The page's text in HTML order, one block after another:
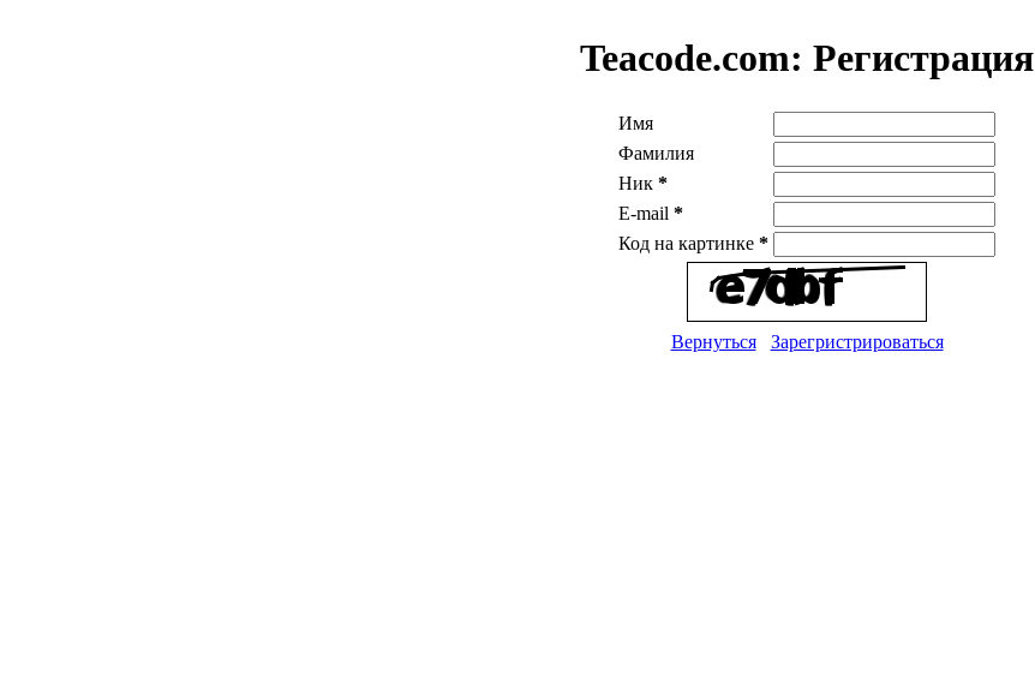
Teacode.com: Регистрация
Имя
Фамилия
Ник *
E-mail *
Код на картинке *
Вернуться Зарегристрироваться